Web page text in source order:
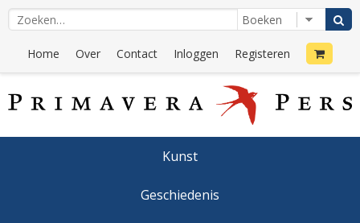
Home Over Contact Inloggen Registeren
Kunst
Geschiedenis